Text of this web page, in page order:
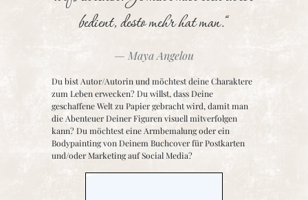
bedient, desto mehr hat man.“
Maya Angelou
Du bist Autor/Autorin und möchtest deine Charaktere
zum Leben erwecken? Du willst, dass Deine
geschaffene Welt zu Papier gebracht wird, damit man
die Abenteuer Deiner Figuren visuell mitverfolgen
kann? Du möchtest eine Armbemalung oder ein
Bodypainting von Deinem Buchcover für Postkarten
und/oder Marketing auf Social Media?